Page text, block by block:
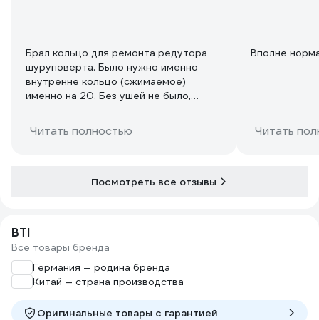
Брал кольцо для ремонта редутора
шуруповерта. Было нужно именно
внутренне кольцо (сжимаемое)
именно на 20. Без ушей не было,
Устанавливать в таком виде, конечно,
неудобно, но выбора не было.
Читать полностью
Вполне
Читать
Посмотреть все отзывы
BTI
Все товары бренда
Германия — родина бренда
Китай — страна производства
Оригинальные товары c гарантией